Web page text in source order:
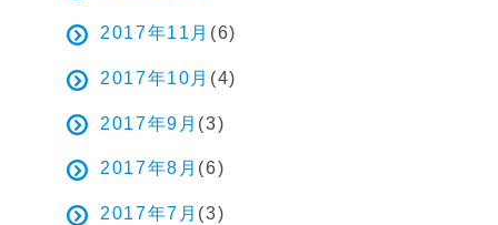
2017年11月 (6)
2017年10月 (4)
2017年9月 (3)
2017年8月 (6)
2017年7月 (3)